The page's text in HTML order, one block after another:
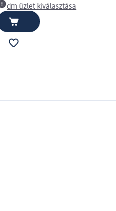
dm üzlet kiválasztása